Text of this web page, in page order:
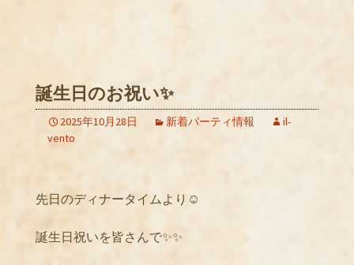
誕生日のお祝い✨
2025年10月28日 新着パーティ情報
il-
vento
先日のディナータイムより☺️
誕生日祝いを皆さんで✨✨